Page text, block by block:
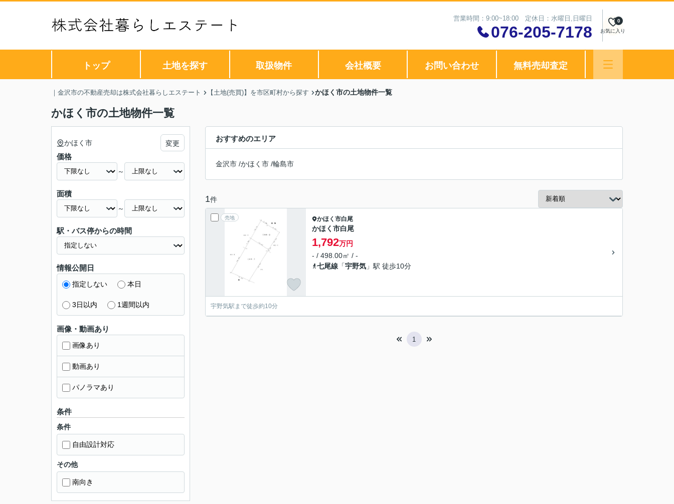
営業時間：9:00~18:00 定休日：水曜日,日曜日
076-205-7178 お気に入り
0
トップ 土地を探す 取扱物件 会社概要 お問い合わせ 無料売却査定
｜金沢市の不動産売却は株式会社暮らしエステート 【土地(売買)】を市区町村から探す かほく市の土地物件一覧
かほく市の土地物件一覧
おすすめのエリア
金沢市 /かほく市 /輪島市
1件
売地 かほく市白尾
かほく市白尾
1,792万円
- / 498.00㎡ / -
七尾線 「宇野気 」駅 徒歩10分
宇野気駅まで徒歩約10分
1
かほく市 変更
価格
～
面積
～
駅・バス停からの時間
情報公開日
指定しない 本日
3日以内 1週間以内
画像・動画あり
画像あり
動画あり
パノラマあり
条件
条件
自由設計対応
その他
南向き